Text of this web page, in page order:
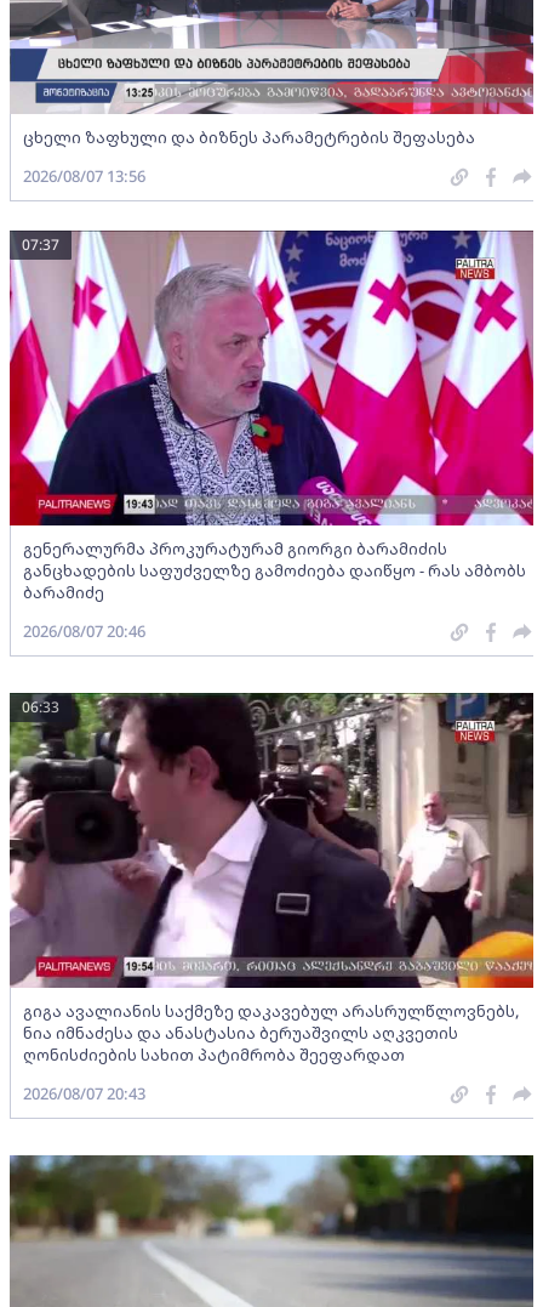
ცხელი ზაფხული და ბიზნეს პარამეტრების შეფასება
2026/08/07 13:56
გენერალურმა პროკურატურამ გიორგი ბარამიძის
განცხადების საფუძველზე გამოძიება დაიწყო - რას ამბობს
ბარამიძე
07:37
2026/08/07 20:46
გიგა ავალიანის საქმეზე დაკავებულ არასრულწლოვნებს,
ნია იმნაძესა და ანასტასია ბერუაშვილს აღკვეთის
ღონისძიების სახით პატიმრობა შეეფარდათ
06:33
2026/08/07 20:43